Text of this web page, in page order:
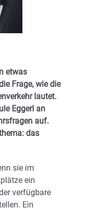
etwas
Frage, wie die
lautet.
Eggerl an
auf.
das
sie im
ein
verfügbare
Ein